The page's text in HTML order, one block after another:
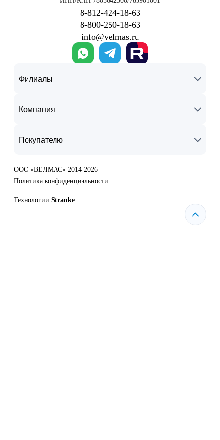
8‑812‑424‑18‑63
8‑800‑250‑18‑63
info@velmas.ru
Филиалы
Компания
Покупателю
ООО «ВЕЛМАС» 2014-2026
Политика конфиденциальности
Технологии Stranke